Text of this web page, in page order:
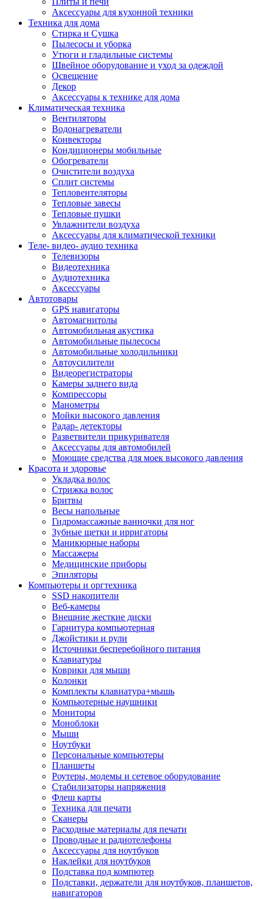
Аксессуары для кухонной техники
Техника для дома
Стирка и Сушка
Пылесосы и уборка
Утюги и гладильные системы
Швейное оборудование и уход за одеждой
Освещение
Декор
Аксессуары к технике для дома
Климатическая техника
Вентиляторы
Водонагреватели
Конвекторы
Кондиционеры мобильные
Обогреватели
Очистители воздуха
Сплит системы
Тепловентеляторы
Тепловые завесы
Тепловые пушки
Увлажнители воздуха
Аксессуары для климатической техники
Теле- видео- аудио техника
Телевизоры
Видеотехника
Аудиотехника
Аксессуары
Автотовары
GPS навигаторы
Автомагнитолы
Автомобильная акустика
Автомобильные пылесосы
Автомобильные холодильники
Автоусилители
Видеорегистраторы
Камеры заднего вида
Компрессоры
Манометры
Мойки высокого давления
Радар- детекторы
Разветвители прикуривателя
Аксессуары для автомобилей
Моющие средства для моек высокого давления
Красота и здоровье
Укладка волос
Стрижка волос
Бритвы
Весы напольные
Гидромассажные ванночки для ног
Зубные щетки и ирригаторы
Маникюрные наборы
Массажеры
Медицинские приборы
Эпиляторы
Компьютеры и оргтехника
SSD накопители
Веб-камеры
Внешние жесткие диски
Гарнитура компьютерная
Джойстики и рули
Источники бесперебойного питания
Клавиатуры
Коврики для мыши
Колонки
Комплекты клавиатура+мышь
Компьютерные наушники
Мониторы
Моноблоки
Мыши
Ноутбуки
Персональные компьютеры
Планшеты
Роутеры, модемы и сетевое оборудование
Стабилизаторы напряжения
Флеш карты
Техника для печати
Сканеры
Расходные материалы для печати
Проводные и радиотелефоны
Аксессуары для ноутбуков
Наклейки для ноутбуков
Подставка под компютер
Подставки, держатели для ноутбуков, планшетов,
навигаторов